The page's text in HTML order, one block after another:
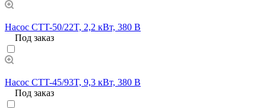
Насос CTT-50/22T, 2,2 кВт, 380 В
Под заказ
Насос CTT-45/93T, 9,3 кВт, 380 В
Под заказ